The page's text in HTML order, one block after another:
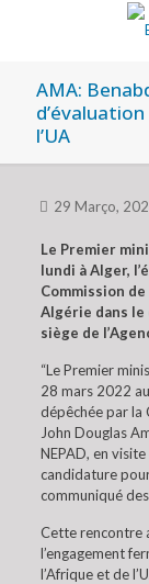
AMA:
l’UA
29 Março,
Le Premier
lundi à Alger,
Commission
Algérie dans
siège de
“Le Premier
28 mars 2022
dépêchée par la
John Douglas
NEPAD, en
candidature
communiqué
Cette rencontre
l’engagement
l’Afrique et de